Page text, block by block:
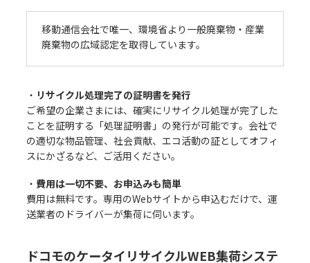
移動通信会社で唯一、環境省より一般廃棄物・産業
廃棄物の広域認定を取得しています。
・ リサイクル処理完了の証明書を発行
ご希望の企業さまには、確実にリサイクル処理が完了した
ことを証明する「処理証明書」の発行が可能です。会社で
の適切な物品管理、社会貢献、エコ活動の証としてオフィ
スにかざるなど、ご活用ください。
・ 費用は一切不要、お申込みも簡単
費用は無料です。専用のWebサイトから申込むだけで、運
送業者のドライバーが集荷に伺います。
ドコモのケータイリサイクルWEB集荷システ